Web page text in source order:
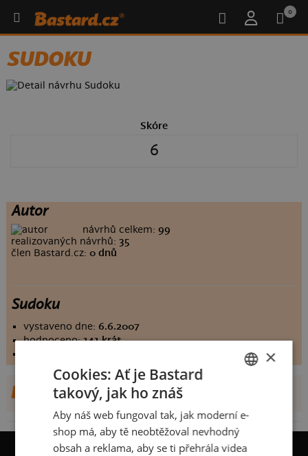
0
SUDOKU
Skóre
6
Autor
návrhů celkem:99
realizovaných návrhů: 35
člen Bastard.cz:0 dnů
Sudoku
vystaveno dne:6.6.2007
hodnoceno:141 krát
DALŠÍ NÁVRHY OD
SLOVAK
×
Cookies: Ať je Bastard
takový, jak ho znáš
Aby náš web fungoval tak, jak moderní e-
shop má, aby tě neobtěžoval nevhodný
obsah a reklama, aby se ti přehrála videa